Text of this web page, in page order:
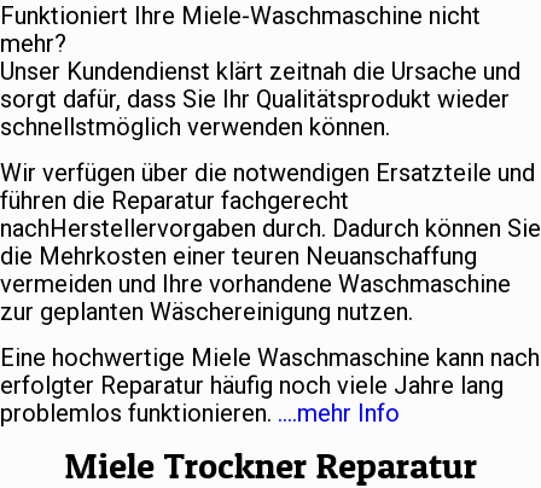
Funktioniert Ihre Miele-Waschmaschine nicht
mehr?
Unser Kundendienst klärt zeitnah die Ursache und
sorgt dafür, dass Sie Ihr Qualitätsprodukt wieder
schnellstmöglich verwenden können.
Wir verfügen über die notwendigen Ersatzteile und
führen die Reparatur fachgerecht
nachHerstellervorgaben durch. Dadurch können Sie
die Mehrkosten einer teuren Neuanschaffung
vermeiden und Ihre vorhandene Waschmaschine
zur geplanten Wäschereinigung nutzen.
Eine hochwertige Miele Waschmaschine kann nach
erfolgter Reparatur häufig noch viele Jahre lang
problemlos funktionieren. ….mehr Info
Miele Trockner Reparatur